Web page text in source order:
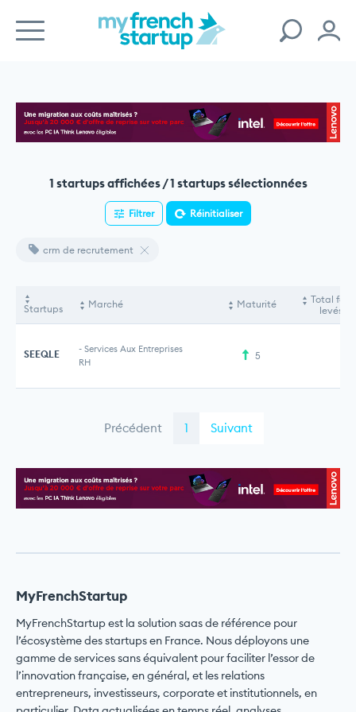
1 startups affichées / 1 startups sélectionnées
Filtrer Réinitialiser
crm de recrutement
Startups Marché Maturité
Total
levés
SEEQLE - Services Aux Entreprises
RH
5
Précédent 1 Suivant
MyFrenchStartup
MyFrenchStartup est la solution saas de référence pour
l’écosystème des startups en France. Nous déployons une
gamme de services sans équivalent pour faciliter l’essor de
l’innovation française, en général, et les relations
entrepreneurs, investisseurs, corporate et institutionnels, en